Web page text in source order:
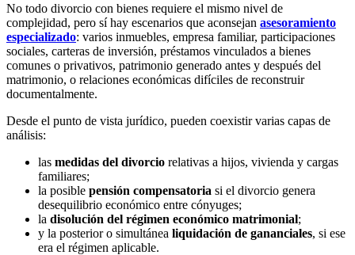
No todo divorcio con bienes requiere el mismo nivel de
complejidad, pero sí hay escenarios que aconsejan asesoramiento
especializado: varios inmuebles, empresa familiar, participaciones
sociales, carteras de inversión, préstamos vinculados a bienes
comunes o privativos, patrimonio generado antes y después del
matrimonio, o relaciones económicas difíciles de reconstruir
documentalmente.
Desde el punto de vista jurídico, pueden coexistir varias capas de
análisis:
las medidas del divorcio relativas a hijos, vivienda y cargas
familiares;
la posible pensión compensatoria si el divorcio genera
desequilibrio económico entre cónyuges;
la disolución del régimen económico matrimonial;
y la posterior o simultánea liquidación de gananciales, si ese
era el régimen aplicable.